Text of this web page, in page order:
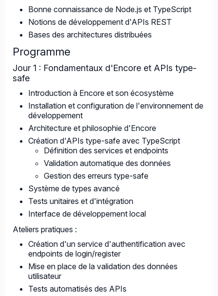
Bonne connaissance de Node.js et TypeScript
Notions de développement d'APIs REST
Bases des architectures distribuées
Programme
Jour 1 : Fondamentaux d'Encore et APIs type-
safe
Introduction à Encore et son écosystème
Installation et configuration de l'environnement de
développement
Architecture et philosophie d'Encore
Création d'APIs type-safe avec TypeScript
Définition des services et endpoints
Validation automatique des données
Gestion des erreurs type-safe
Système de types avancé
Tests unitaires et d'intégration
Interface de développement local
Ateliers pratiques :
Création d'un service d'authentification avec
endpoints de login/register
Mise en place de la validation des données
utilisateur
Tests automatisés des APIs